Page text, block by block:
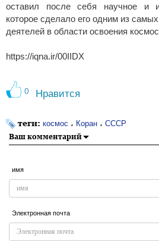
оставил после себя научное и
которое сделало его одним из
деятелей в области освоения
https://iqna.ir/00IIDX
0 Нравится
теги: космос ، Коран ، СССР
Ваш комментарий
имя
Электронная почта